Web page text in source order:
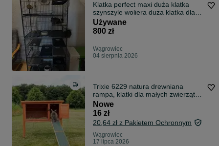
Klatka perfect maxi duża klatka
szynszyle woliera duża klatka dla
ptaków papug gryzoni
Używane
800 zł
Wągrowiec
04 sierpnia 2026
Trixie 6229 natura drewniana
rampa, klatki dla małych zwierząt,
20 x 50 cm dla królików
Nowe
16 zł
20,64 zł z Pakietem Ochronnym
Wągrowiec
17 lipca 2026